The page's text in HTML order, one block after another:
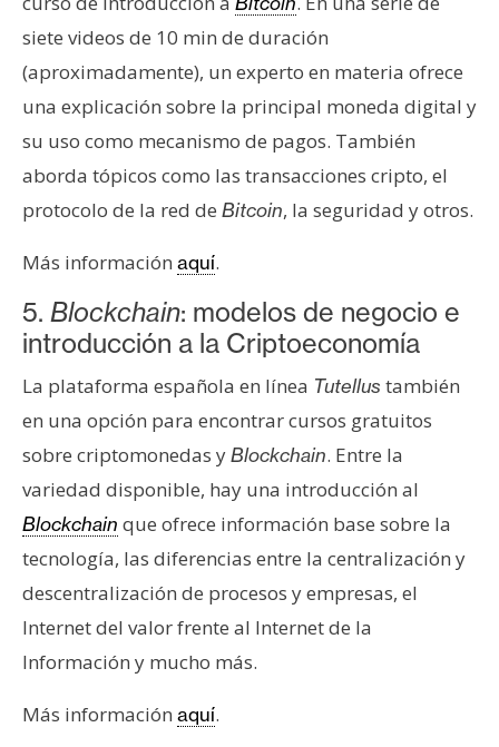
siete videos de 10 min de duración
(aproximadamente), un experto en materia ofrece
una explicación sobre la principal moneda digital y
su uso como mecanismo de pagos. También
aborda tópicos como las transacciones cripto, el
protocolo de la red de Bitcoin, la seguridad y otros.
Más información aquí.
5. Blockchain: modelos de negocio e
introducción a la Criptoeconomía
La plataforma española en línea Tutellus también
en una opción para encontrar cursos gratuitos
sobre criptomonedas yBlockchain. Entre la
variedad disponible, hay una introducción al
Blockchain que ofrece información base sobre la
tecnología, las diferencias entre la centralización y
descentralización de procesos y empresas, el
Internet del valor frente al Internet de la
Información y mucho más.
Más información aquí.